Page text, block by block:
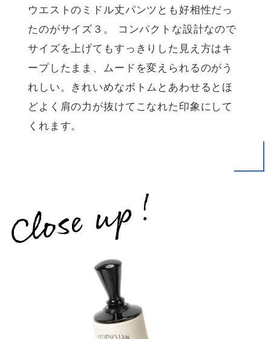
ウエストのミドル丈パンツとも好相性だっ
たのがサイズ３。 コンパクトな設計なので
サイズを上げてもすっきりした見え方はキ
ープしたまま、ムードを変えられるのがう
れしい。きれいめなボトムとあわせるとほ
どよく肩の力が抜けてこなれた印象にして
くれます。